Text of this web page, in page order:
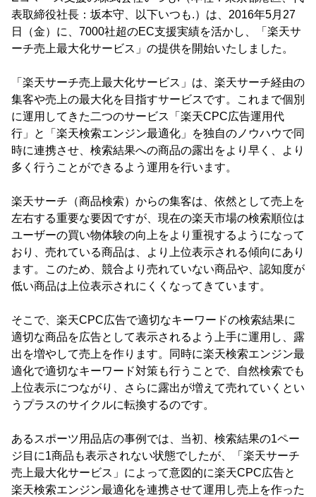
表取締役社長：坂本守、以下いつも.）は、2016年5月27
日（金）に、7000社超のEC支援実績を活かし、「楽天サ
ーチ売上最大化サービス」の提供を開始いたしました。
「楽天サーチ売上最大化サービス」は、楽天サーチ経由の
集客や売上の最大化を目指すサービスです。これまで個別
に運用してきた二つのサービス「楽天CPC広告運用代
行」と「楽天検索エンジン最適化」を独自のノウハウで同
時に連携させ、検索結果への商品の露出をより早く、より
多く行うことができるよう運用を行います。
楽天サーチ（商品検索）からの集客は、依然として売上を
左右する重要な要因ですが、現在の楽天市場の検索順位は
ユーザーの買い物体験の向上をより重視するようになって
おり、売れている商品は、より上位表示される傾向にあり
ます。このため、競合より売れていない商品や、認知度が
低い商品は上位表示されにくくなってきています。
そこで、楽天CPC広告で適切なキーワードの検索結果に
適切な商品を広告として表示されるよう上手に運用し、露
出を増やして売上を作ります。同時に楽天検索エンジン最
適化で適切なキーワード対策も行うことで、自然検索でも
上位表示につながり、さらに露出が増えて売れていくとい
うプラスのサイクルに転換するのです。
あるスポーツ用品店の事例では、当初、検索結果の1ペー
ジ目に1商品も表示されない状態でしたが、「楽天サーチ
売上最大化サービス」によって意図的に楽天CPC広告と
楽天検索エンジン最適化を連携させて運用し売上を作った